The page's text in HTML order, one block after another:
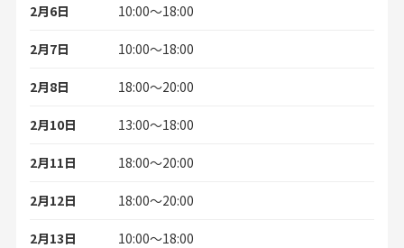
2月6日 10:00～18:00
2月7日 10:00～18:00
2月8日 18:00～20:00
2月10日 13:00～18:00
2月11日 18:00～20:00
2月12日 18:00～20:00
2月13日 10:00～18:00